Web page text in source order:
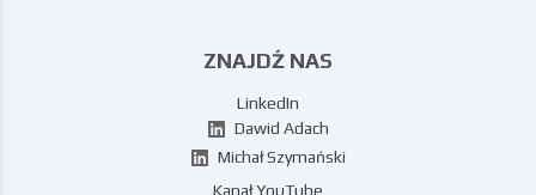
ZNAJDŹ NAS
LinkedIn
Dawid Adach
Michał Szymański
Kanał YouTube